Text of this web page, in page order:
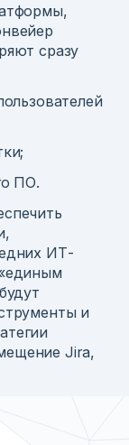
сразу
ПО.
ИТ-
и
Jira,